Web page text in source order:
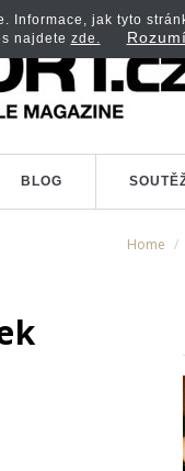
BLOG
Home
jak tyto
najdete zde.